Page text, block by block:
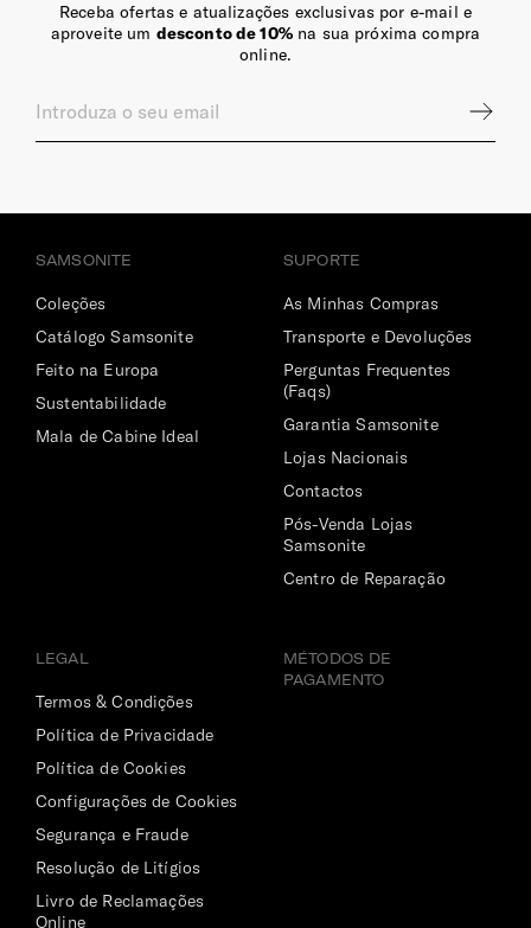
INTERIOR
Compartimento Principal
Amplo e com um bolso com fecho.
Receba ofertas e atualizações exclusivas por e-mail e
aproveite um desconto de 10%na sua próxima compra
online.
SAMSONITE
Coleções
Catálogo Samsonite
Feito na Europa
Sustentabilidade
Mala de Cabine Ideal
SUPORTE
As Minhas Compras
Transporte e Devoluções
Perguntas Frequentes
(Faqs)
Garantia Samsonite
Lojas Nacionais
Contactos
Pós-Venda Lojas
Samsonite
Centro de Reparação
LEGAL
Termos & Condições
Política de Privacidade
Política de Cookies
Configurações de Cookies
Segurança e Fraude
Resolução de Litígios
Livro de Reclamações
Online
MÉTODOS DE
PAGAMENTO